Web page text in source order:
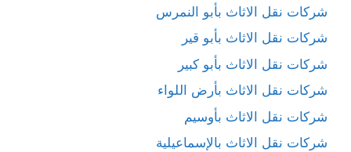
شركات نقل الاثاث بأبو النمرس
شركات نقل الاثاث بأبو قير
شركات نقل الاثاث بأبو كبير
شركات نقل الاثاث بأرض اللواء
شركات نقل الاثاث بأوسيم
شركات نقل الاثاث بالإسماعيلية